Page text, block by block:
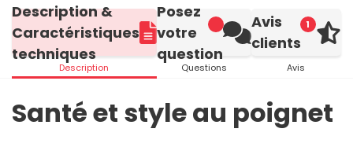
Description &
Caractéristiques
techniques
Description
Posez
votre
question
Questions
1
Avis
clients
Avis
Santé et style au poignet